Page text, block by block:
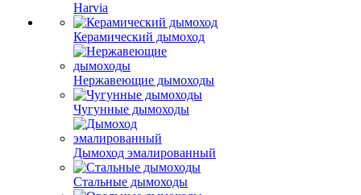
Harvia
Керамический дымоход
Нержавеющие дымоходы
Чугунные дымоходы
Дымоход эмалированный
Стальные дымоходы